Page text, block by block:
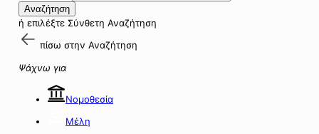
Αναζήτηση
ή επιλέξτε Σύνθετη Αναζήτηση
πίσω στην Αναζήτηση
Ψάχνω για
Νομοθεσία
Μέλη